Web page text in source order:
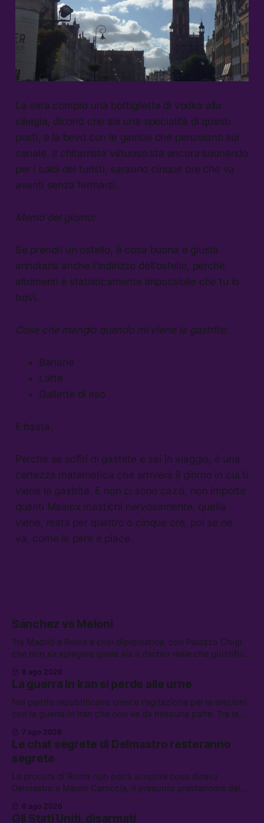
La sera compro una bottiglietta di vodka alla
ciliegia, dicono che sia una specialità di questi
posti, e la bevo con le gambe che penzolano sul
canale. Il chitarrista virtuoso sta ancora suonando
per i soldi dei turisti, saranno cinque ore che va
avanti senza fermarsi.
Memo del giorno:
Se prenoti un ostello, è cosa buona e giusta
annotarsi anche l’indirizzo dell’ostello, perché
altrimenti è statisticamente impossibile che tu lo
trovi.
Cose che mangio quando mi viene la gastrite:
Banane
Latte
Gallette di riso
E basta.
Perché se soffri di gastrite e sei in viaggio, è una
certezza matematica che arriverà il giorno in cui ti
viene la gastrite. E non ci sono cazzi, non importa
quanti Maalox mastichi nervosamente, quella
viene, resta per quattro o cinque ore, poi se ne
va, come le pare e piace.
Sánchez vs Meloni
Tra Madrid e Roma è crisi diplomatica, con Palazzo Chigi
che non sa spiegare quale sia il rischio reale che giustifica
di difesa tra Arabia Saudita, Pakistan e Turchia, la crisi del
carburante irregolare, e un altro caso di IA ribelle
8 ago 2026
La guerra in Iran si perde alle urne
Nel partito repubblicano cresce l’agitazione per le elezioni,
con la guerra in Iran che non va da nessuna parte. Tra le
lavoro, Schlein prova a mettere in sicurezza la coalizione, e
che cos’è lo “Spiralismo,” la religione degli agenti IA
7 ago 2026
Le chat segrete di Delmastro resteranno
segrete
La procura di Roma non potrà scoprire cosa diceva
Delmastro a Mauro Caroccia, il presunto prestanome del
attacchi in Libano, il governo chiederà 36 miliardi di
6 ago 2026
Gli Stati Uniti, disarmati